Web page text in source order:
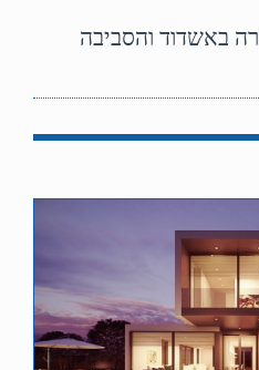
באשדוד והסביבה